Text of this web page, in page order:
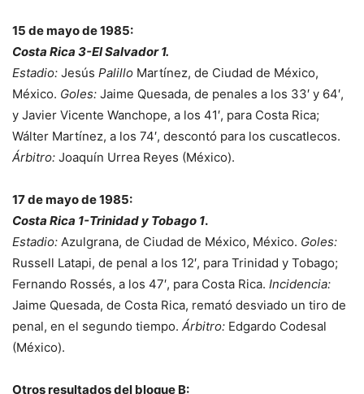
15 de mayo de 1985:
Costa Rica 3-El Salvador 1.
Estadio: Jesús Palillo Martínez, de Ciudad de México,
México. Goles: Jaime Quesada, de penales a los 33′ y 64′,
y Javier Vicente Wanchope, a los 41′, para Costa Rica;
Wálter Martínez, a los 74′, descontó para los cuscatlecos.
Árbitro: Joaquín Urrea Reyes (México).
17 de mayo de 1985:
Costa Rica 1-Trinidad y Tobago 1.
Estadio: Azulgrana, de Ciudad de México, México. Goles:
Russell Latapi, de penal a los 12′, para Trinidad y Tobago;
Fernando Rossés, a los 47′, para Costa Rica. Incidencia:
Jaime Quesada, de Costa Rica, remató desviado un tiro de
penal, en el segundo tiempo. Árbitro: Edgardo Codesal
(México).
Otros resultados del bloque B: